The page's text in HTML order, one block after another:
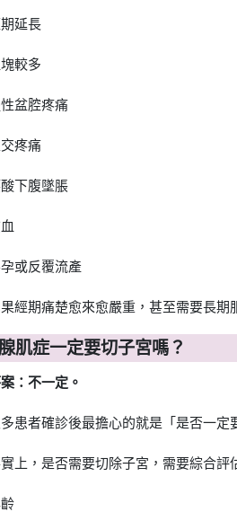
延長
較多
盆腔疼痛
疼痛
下腹墜脹
或反覆流產
經期痛楚愈來愈嚴重，甚至需要長期
肌症一定要切子宮嗎？
：不一定。
患者確診後最擔心的就是「是否一定
上，是否需要切除子宮，需要綜合評